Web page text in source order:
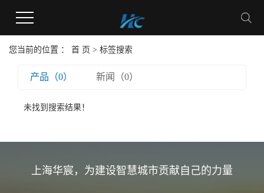
您当前的位置 ： 首 页 > 标签搜索
产品（0） 新闻（0）
未找到搜索结果！
上海华宸 ， 为建设智慧城市贡献自己的力量